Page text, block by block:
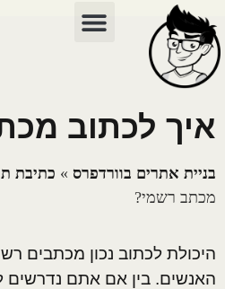
איך לכתוב
בניית אתרים בוורדפרס » כתיבת
מכתב רשמי?
היכולת לכתוב נכון מכתבים
האנשים. בין אם אתם נדרשים